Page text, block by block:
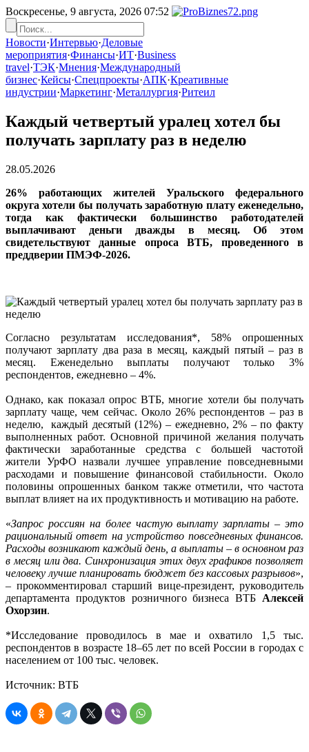
Воскресенье, 9 августа, 2026 07:52
Новости·Интервью·Деловые
мероприятия·Финансы·ИТ·Business
travel·ТЭК·Мнения·Международный
бизнес·Кейсы·Спецпроекты·АПК·Креативные
индустрии·Маркетинг·Металлургия·Ритеил
Каждый четвертый уралец хотел бы
получать зарплату раз в неделю
28.05.2026
26% работающих жителей Уральского федерального
округа хотели бы получать заработную плату еженедельно,
тогда как фактически большинство работодателей
выплачивают деньги дважды в месяц. Об этом
свидетельствуют данные опроса ВТБ, проведенного в
преддверии ПМЭФ-2026.
Согласно результатам исследования*, 58% опрошенных
получают зарплату два раза в месяц, каждый пятый – раз в
месяц. Еженедельно выплаты получают только 3%
респондентов, ежедневно – 4%.
Однако, как показал опрос ВТБ, многие хотели бы получать
зарплату чаще, чем сейчас. Около 26% респондентов – раз в
неделю, каждый десятый (12%) – ежедневно, 2% – по факту
выполненных работ. Основной причиной желания получать
фактически заработанные средства с большей частотой
жители УрФО назвали лучшее управление повседневными
расходами и повышение финансовой стабильности. Около
половины опрошенных банком также отметили, что частота
выплат влияет на их продуктивность и мотивацию на работе.
«Запрос россиян на более частую выплату зарплаты – это
рациональный ответ на устройство повседневных финансов.
Расходы возникают каждый день, а выплаты – в основном раз
в месяц или два. Синхронизация этих двух графиков позволяет
человеку лучше планировать бюджет без кассовых разрывов»,
– прокомментировал старший вице-президент, руководитель
департамента продуктов розничного бизнеса ВТБ Алексей
Охорзин.
*Исследование проводилось в мае и охватило 1,5 тыс.
респондентов в возрасте 18–65 лет по всей России в городах с
населением от 100 тыс. человек.
Источник: ВТБ